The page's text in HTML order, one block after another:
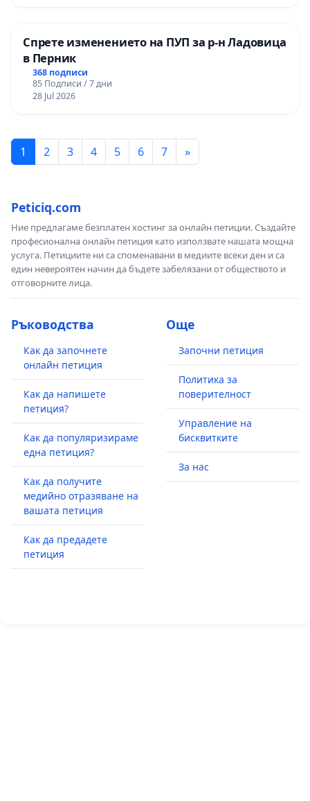
Спрете изменението на ПУП за р-н Ладовица
в Перник
368 подписи
85 Подписи / 7 дни
28 Jul 2026
1 2 3 4 5 6 7 »
Peticiq.com
Ние предлагаме безплатен хостинг за онлайн петиции. Създайте
професионална онлайн петиция като използвате нашата мощна
услуга. Петициите ни са споменавани в медиите всеки ден и са
един невероятен начин да бъдете забелязани от обществото и
отговорните лица.
Ръководства
Как да започнете
онлайн петиция
Как да напишете
петиция?
Как да популяризираме
една петиция?
Как да получите
медийно отразяване на
вашата петиция
Как да предадете
петиция
Още
Започни петиция
Политика за
поверителност
Управление на
бисквитките
За нас